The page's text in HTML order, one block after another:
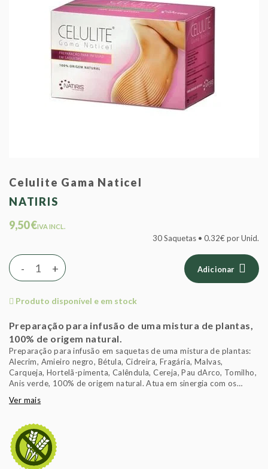
Celulite Gama Naticel
NATIRIS
9,50 €IVA INCL.
30 Saquetas • 0.32€ por Unid.
+
- Adicionar
Produto disponível e em stock
Preparação para infusão de uma mistura de plantas,
100% de origem natural.
Preparação para infusão em saquetas de uma mistura de plantas:
Alecrim, Amieiro negro, Bétula, Cidreira, Fragária, Malvas,
Carqueja, Hortelã-pimenta, Calêndula, Cereja, Pau dArco, Tomilho,
Anis verde, 100% de origem natural. Atua em sinergia com os
Ver mais